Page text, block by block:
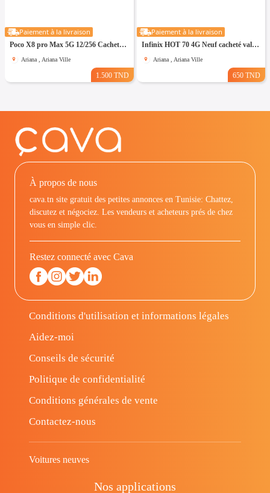
Paiement à la livraison
Poco X8 pro Max 5G 12/256 Cacheté paquet fermé #Validé✔️
Ariana , Ariana Ville
1.500 TND
Paiement à la livraison
Infinix HOT 70 4G Neuf cacheté validé ✅ ➖( 8+8 )/ 256= 650 dt ➖ (6+6)/128 =850 dt
Ariana , Ariana Ville
650 TND
À propos de nous
cava.tn site gratuit des petites annonces en Tunisie: Chattez,
discutez et négociez. Les vendeurs et acheteurs prés de chez
vous en simple clic.
Restez connecté avec Cava
Conditions d'utilisation et informations légales
Aidez-moi
Conseils de sécurité
Politique de confidentialité
Conditions générales de vente
Contactez-nous
Voitures neuves
Nos applications